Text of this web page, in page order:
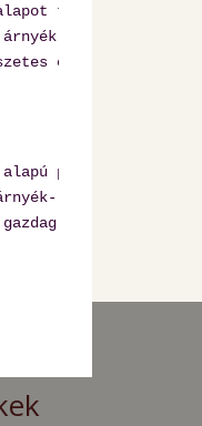
tartalmaz, és
és hajvonásos
és meleg színt
pigment ideális
és hajvonásos
árnyalatokat